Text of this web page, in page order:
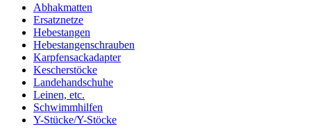
Abhakmatten
Ersatznetze
Hebestangen
Hebestangenschrauben
Karpfensackadapter
Kescherstöcke
Landehandschuhe
Leinen, etc.
Schwimmhilfen
Y-Stücke/Y-Stöcke